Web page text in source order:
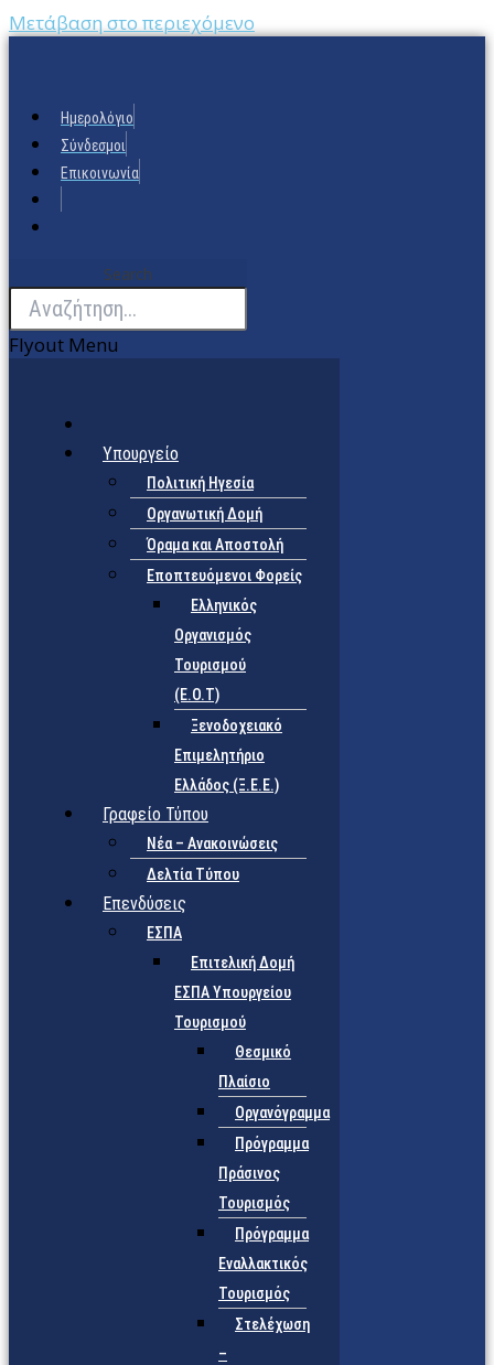
Μετάβαση στο περιεχόμενο
Ημερολόγιο
Σύνδεσμοι
Επικοινωνία
Search
Flyout Menu
Υπουργείο
Πολιτική Ηγεσία
Οργανωτική Δομή
Όραμα και Αποστολή
Εποπτευόμενοι Φορείς
Eλληνικός
Οργανισμός
Τουρισμού
(Ε.Ο.Τ)
Ξενοδοχειακό
Επιμελητήριο
Ελλάδος (Ξ.Ε.Ε.)
Γραφείο Τύπου
Νέα – Ανακοινώσεις
Δελτία Τύπου
Επενδύσεις
ΕΣΠΑ
Επιτελική Δομή
ΕΣΠΑ Υπουργείου
Τουρισμού
Θεσμικό
Πλαίσιο
Οργανόγραμμα
Πρόγραμμα
Πράσινος
Τουρισμός
Πρόγραμμα
Εναλλακτικός
Τουρισμός
Στελέχωση
–